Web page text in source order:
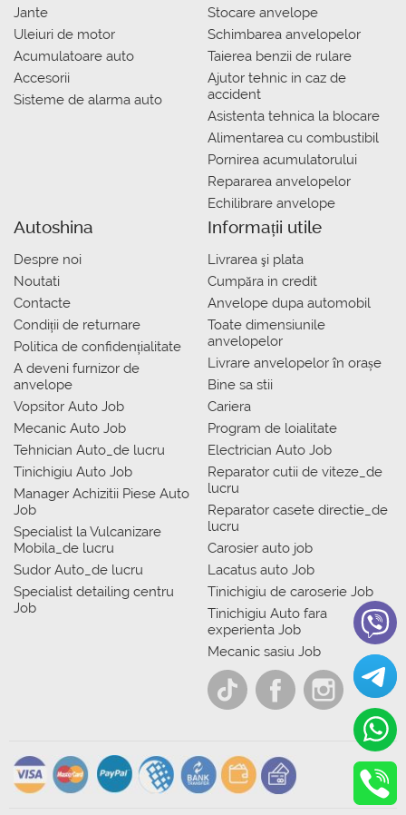
Jante
Uleiuri de motor
Acumulatoare auto
Accesorii
Sisteme de alarma auto
Stocare anvelope
Schimbarea anvelopelor
Taierea benzii de rulare
Ajutor tehnic in caz de
accident
Asistenta tehnica la blocare
Alimentarea cu combustibil
Pornirea acumulatorului
Repararea anvelopelor
Echilibrare anvelope
Autoshina
Despre noi
Noutati
Contacte
Condiții de returnare
Politica de confidențialitate
A deveni furnizor de
anvelope
Vopsitor Auto Job
Mecanic Auto Job
Tehnician Auto_de lucru
Tinichigiu Auto Job
Manager Achizitii Piese Auto
Job
Specialist la Vulcanizare
Mobila_de lucru
Sudor Auto_de lucru
Specialist detailing centru
Job
Informații utile
Livrarea şi plata
Сumpăra in credit
Anvelope dupa automobil
Toate dimensiunile
anvelopelor
Livrare anvelopelor în orașe
Bine sa stii
Cariera
Program de loialitate
Electrician Auto Job
Reparator cutii de viteze_de
lucru
Reparator casete directie_de
lucru
Carosier auto job
Lacatus auto Job
Tinichigiu de caroserie Job
Tinichigiu Auto fara
experienta Job
Mecanic sasiu Job